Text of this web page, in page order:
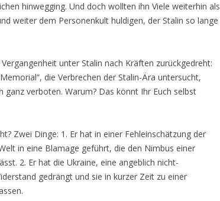
hinwegging. Und doch wollten ihn Viele weiterhin als
weiter dem Personenkult huldigen, der Stalin so lange
unter Stalin nach Kräften zurückgedreht:
die Verbrechen der Stalin-Ära untersucht,
verboten. Warum? Das könnt Ihr Euch selbst
Zwei Dinge: 1. Er hat in einer Fehleinschätzung der
in eine Blamage geführt, die den Nimbus einer
2. Er hat die Ukraine, eine angeblich nicht-
gedrängt und sie in kurzer Zeit zu einer